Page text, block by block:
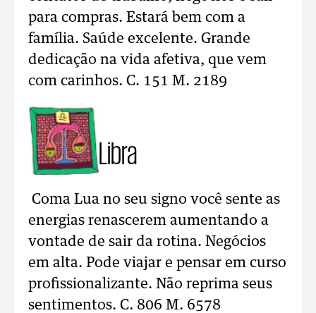
para compras. Estará bem com a
família. Saúde excelente. Grande
dedicação na vida afetiva, que vem
com carinhos. C. 151 M. 2189
Libra
Coma Lua no seu signo você sente as
energias renascerem aumentando a
vontade de sair da rotina. Negócios
em alta. Pode viajar e pensar em curso
profissionalizante. Não reprima seus
sentimentos. C. 806 M. 6578